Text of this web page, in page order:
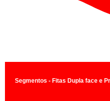
Segmentos - Fitas Dupla face e